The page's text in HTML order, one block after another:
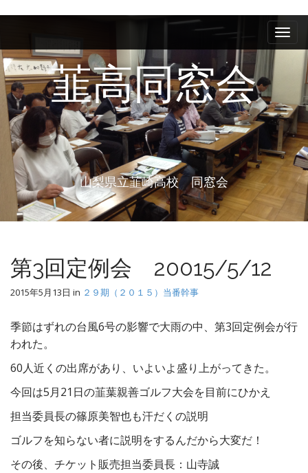
i
n
m
e
i
p
o
韮高同窓会
山梨県立韮崎高校 同窓会
第3回定例会 20015/5/12
2015年5月13日 in ２９期（２０１５）当番幹事
季節はずれの台風6号の影響で大雨の中、第3回定例会が行
われた。
60人近くの出席があり、いよいよ盛り上がってきた。
今回は5月21日の韮葉親善ゴルフ大会を目前にひかえ
担当委員長の篠原美智也も汗だくの説明
ゴルフを知らない者に説明をするんだから大変だ！
その後、チケット販売担当委員長：山寺誠